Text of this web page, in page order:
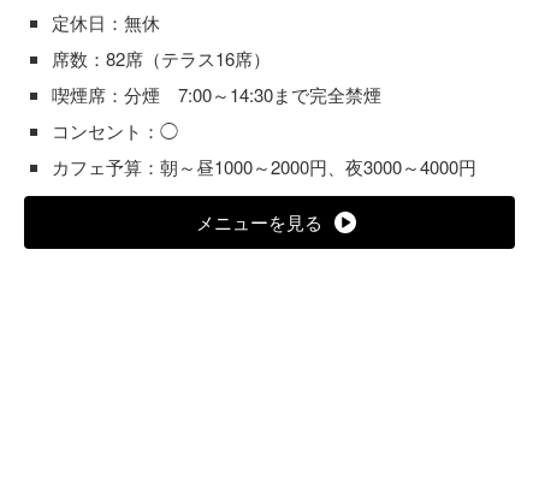
定休日：無休
席数：82席（テラス16席）
喫煙席：分煙 7:00～14:30まで完全禁煙
コンセント：◯
カフェ予算：朝～昼1000～2000円、夜3000～4000円
メニューを見る